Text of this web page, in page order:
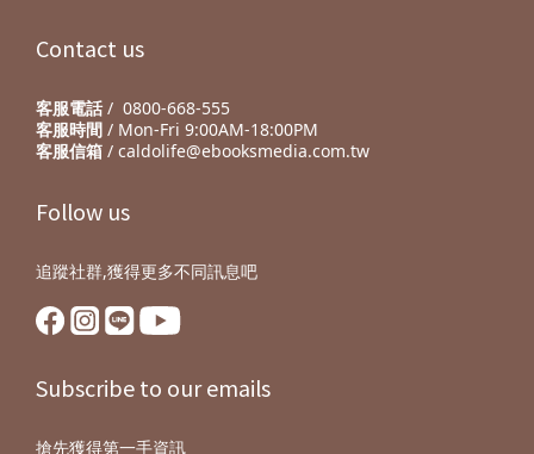
Contact us
客服電話 / 0800-668-555
客服時間 / Mon-Fri 9:00AM-18:00PM
客服信箱 / caldolife@ebooksmedia.com.tw
Follow us
追蹤社群,獲得更多不同訊息吧
Subscribe to our emails
搶先獲得第一手資訊